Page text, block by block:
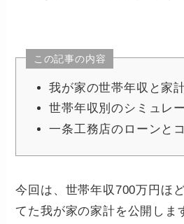
この記事の内容
我が家の世帯年収と家
世帯年収別のシミュレ
一条工務店のローンと
今回は、世帯年収700万円ほ
てた我が家の家計を公開しま